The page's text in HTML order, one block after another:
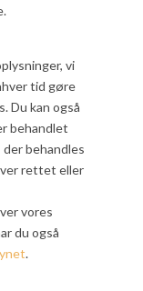
vi
tid gøre
Du kan også
behandlet
der behandles
rettet eller
vores
du også
.